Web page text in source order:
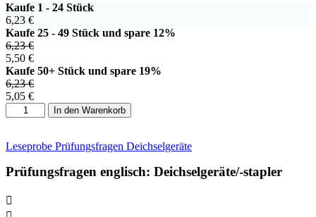
Kaufe 1 - 24 Stück
6,23 €
Kaufe 25 - 49 Stück und spare 12%
6,23€
5,50 €
Kaufe 50+ Stück und spare 19%
6,23€
5,05 €
Prüfungsfragen
englisch:
stapler
In den Warenkorb
Leseprobe Prüfungsfragen Deichselgeräte
Prüfungsfragen englisch: Deichselgeräte/-stapler